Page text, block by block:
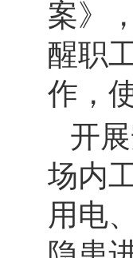
案》
醒职
作，
开
场内
用电